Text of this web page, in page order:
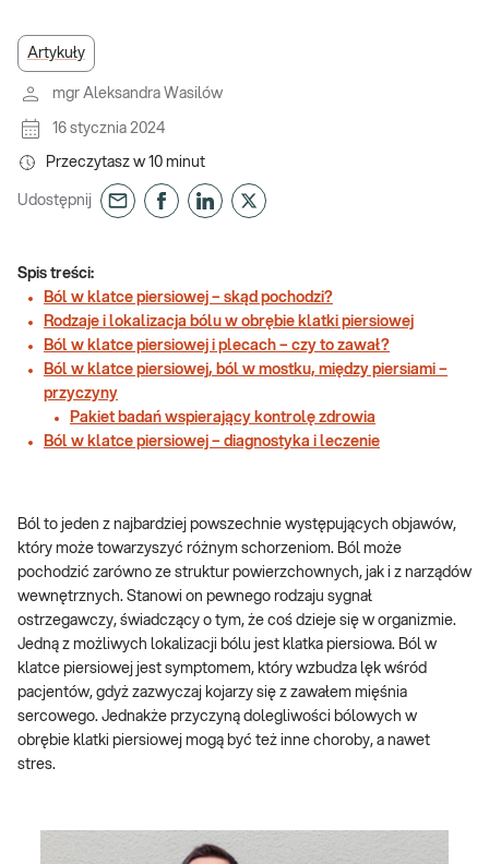
Artykuły
mgr Aleksandra Wasilów
16 stycznia 2024
Przeczytasz w 10 minut
Udostępnij
Spis treści:
Ból w klatce piersiowej – skąd pochodzi?
Rodzaje i lokalizacja bólu w obrębie klatki piersiowej
Ból w klatce piersiowej i plecach – czy to zawał?
Ból w klatce piersiowej, ból w mostku, między piersiami –
przyczyny
Pakiet badań wspierający kontrolę zdrowia
Ból w klatce piersiowej – diagnostyka i leczenie
Ból to jeden z najbardziej powszechnie występujących objawów,
który może towarzyszyć różnym schorzeniom. Ból może
pochodzić zarówno ze struktur powierzchownych, jak i z narządów
wewnętrznych. Stanowi on pewnego rodzaju sygnał
ostrzegawczy, świadczący o tym, że coś dzieje się w organizmie.
Jedną z możliwych lokalizacji bólu jest klatka piersiowa. Ból w
klatce piersiowej jest symptomem, który wzbudza lęk wśród
pacjentów, gdyż zazwyczaj kojarzy się z zawałem mięśnia
sercowego. Jednakże przyczyną dolegliwości bólowych w
obrębie klatki piersiowej mogą być też inne choroby, a nawet
stres.